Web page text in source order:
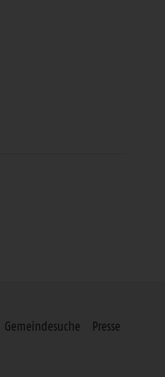
Gemeindesuche Presse